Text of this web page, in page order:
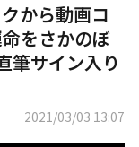
から動画コ
をさかのぼ
筆サイン入り
2021/03/03 13:07